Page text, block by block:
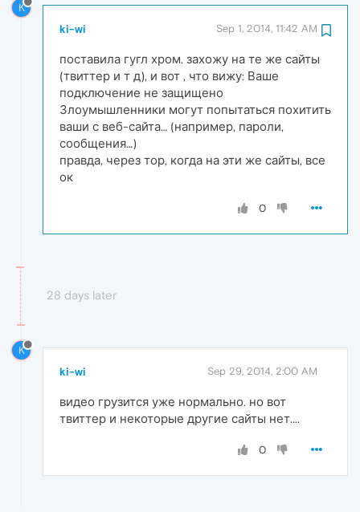
K
ki-wi Sep 1, 2014, 11:42 AM
поставила гугл хром. захожу на те же сайты
(твиттер и т д), и вот , что вижу: Ваше
подключение не защищено
Злоумышленники могут попытаться похитить
ваши с веб-сайта… (например, пароли,
сообщения…)
правда, через тор, когда на эти же сайты, все
ок
0
28 days later
K
ki-wi Sep 29, 2014, 2:00 AM
видео грузится уже нормально. но вот
твиттер и некоторые другие сайты нет....
0